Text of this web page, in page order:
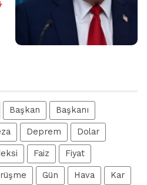
Başkan Başkanı
Deprem Dolar
Faiz Fiyat
Gün Hava Kar